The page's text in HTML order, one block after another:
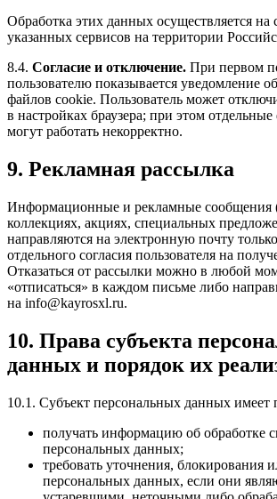
Обработка этих данных осуществляется на
указанных сервисов на территории
8.4. Согласие и отключение. При первом
пользователю показывается уведомление
файлов cookie. Пользователь может
в настройках браузера; при этом
могут работать некорректно.
9. Рекламная рассылка
Информационные и рекламные сообщения
коллекциях, акциях, специальных
направляются на электронную почту
отдельного согласия пользователя на
Отказаться от рассылки можно в любой
«отписаться» в каждом письме либо
на info@kayrosxl.ru.
10. Права субъекта
данных и порядок их
10.1. Субъект персональных данных имеет
получать информацию об обработке
персональных данных;
требовать уточнения, блокирования
персональных данных, если они